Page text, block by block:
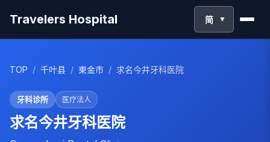
Travelers Hospital 简 ▼
TOP / 千叶县 / 東金市 / 求名今井牙科医院
牙科诊所 医疗法人
求名今井牙科医院